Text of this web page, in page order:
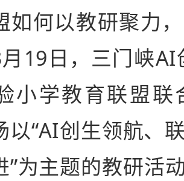
如何以教研聚力
19日，三门峡AI
小学教育联盟联
以“AI创生领航、
”为主题的教研活